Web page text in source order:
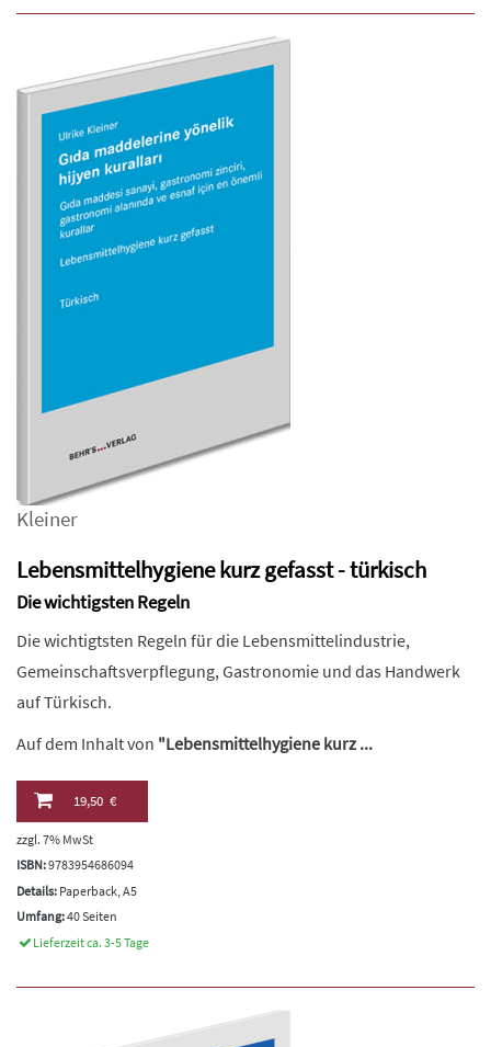
Kleiner
Lebensmittelhygiene kurz gefasst - türkisch
Die wichtigsten Regeln
Die wichtigtsten Regeln für die Lebensmittelindustrie,
Gemeinschaftsverpflegung, Gastronomie und das Handwerk
auf Türkisch.
Auf dem Inhalt von "Lebensmittelhygiene kurz ...
19,50 €
zzgl. 7% MwSt
ISBN:9783954686094
Details: Paperback, A5
Umfang:40 Seiten
Lieferzeit ca. 3-5 Tage